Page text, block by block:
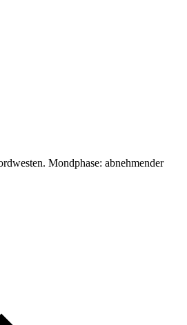
Mondphase: abnehmender